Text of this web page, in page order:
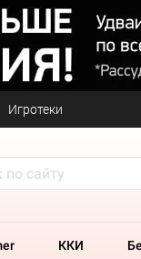
Игротеки
ККИ